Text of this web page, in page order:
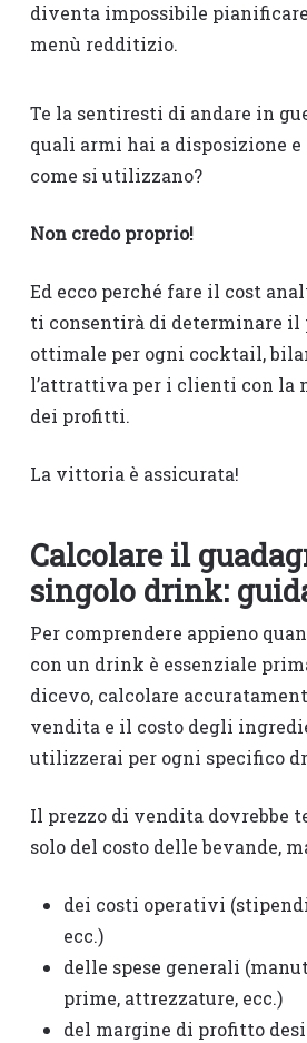
diventa impossibile
menù redditizio.
Te la sentiresti di andare in
quali armi hai a disposizione e
come si utilizzano?
Non credo proprio!
Ed ecco perché fare il cost
ti consentirà di determinare il
ottimale per ogni cocktail,
l’attrattiva per i clienti con la
dei profitti.
La vittoria è assicurata!
Calcolare il
singolo drink:
Per comprendere appieno
con un drink è essenziale
dicevo, calcolare
vendita e il costo degli
utilizzerai per ogni specifico
Il prezzo di vendita dovrebbe
solo del costo delle bevande,
dei costi operativi
ecc.)
delle spese generali
prime, attrezzature, ecc.)
del margine di profitto